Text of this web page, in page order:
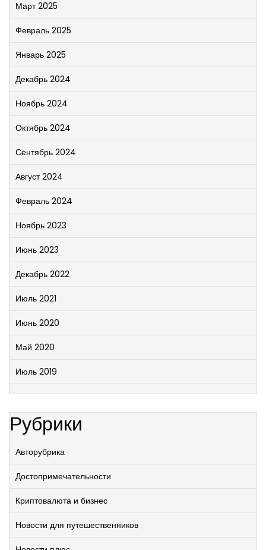
Март 2025
Февраль 2025
Январь 2025
Декабрь 2024
Ноябрь 2024
Октябрь 2024
Сентябрь 2024
Август 2024
Февраль 2024
Ноябрь 2023
Июнь 2023
Декабрь 2022
Июль 2021
Июнь 2020
Май 2020
Июль 2019
Рубрики
Авторубрика
Достопримечательности
Криптовалюта и бизнес
Новости для путешественников